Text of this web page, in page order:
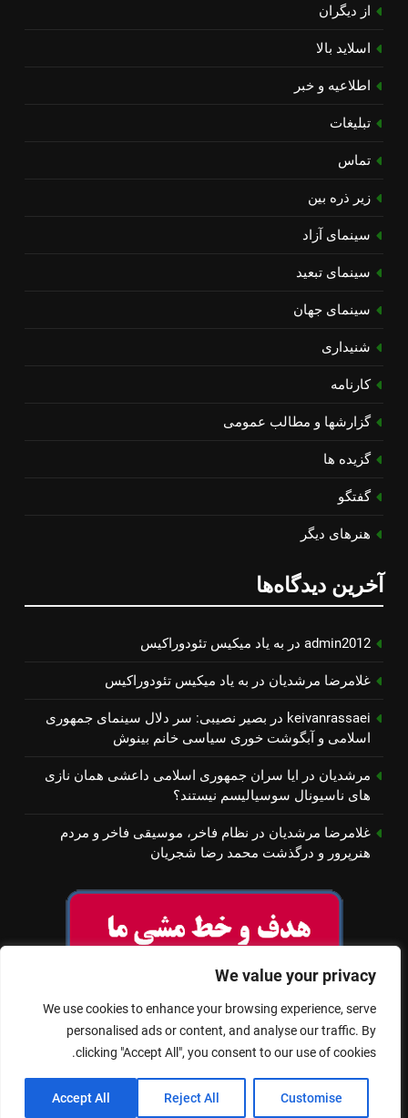
We value your privacy
We use cookies to enhance your browsing experience, serve
personalised ads or content, and analyse our traffic. By
clicking "Accept All", you consent to our use of cookies.
Customise
Reject All
Accept All
از دیگران
اسلاید بالا
اطلاعیه و خبر
تبلیغات
تماس
زیر ذره بین
سینمای آزاد
سینمای تبعید
سینمای جهان
شنیداری
کارنامه
گزارشها و مطالب عمومی
گزیده ها
گفتگو
هنرهای دیگر
آخرین دیدگاه‌ها
admin2012 در به یاد میكیس تئودوراكیس
غلامرضا مرشدیان در به یاد میكیس تئودوراكیس
keivanrassaei در بصیر نصیبی: سر دلال سینمای جمهوری
اسلامی و آبگوشت خوری سیاسی خانم بینوش
مرشدیان در ایا سران جمهوری اسلامی داعشی همان نازی
های ناسیونال سوسیالیسم نیستند؟
غلامرضا مرشدیان در نظام فاخر، موسیقی فاخر و مردم
هنرپرور و درگذشت محمد رضا شجریان